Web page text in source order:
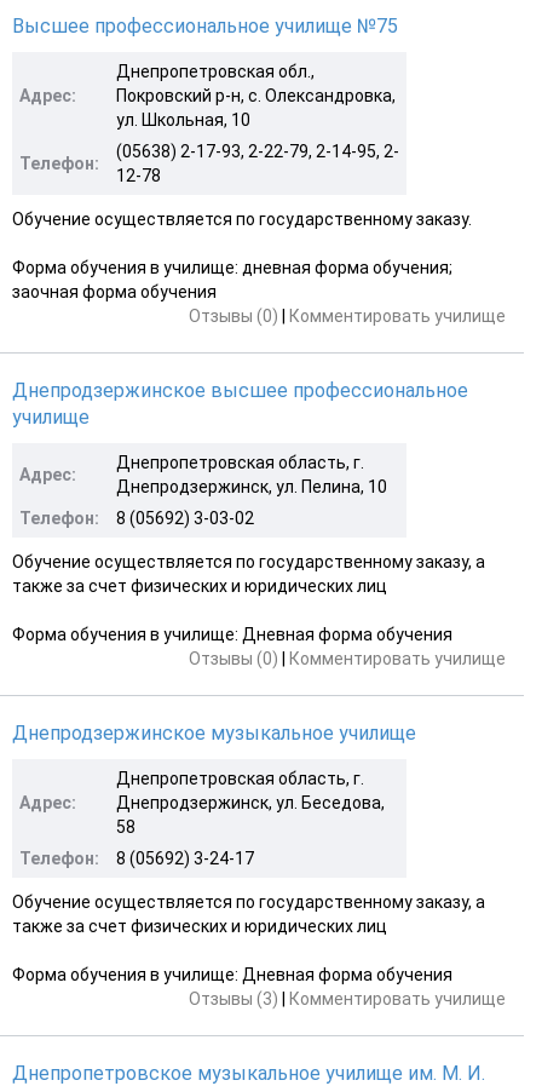
Высшее профессиональное училище №75
Адрес:
Днепропетровская обл.,
Покровский р-н, с. Олександровка,
ул. Школьная, 10
Телефон:
(05638) 2-17-93, 2-22-79, 2-14-95, 2-
12-78
Обучение осуществляется по государственному заказу.
Форма обучения в училище: дневная форма обучения;
заочная форма обучения
Отзывы (0)
Комментировать училище
Днепродзержинское высшее профессиональное
училище
Адрес:
Днепропетровская область, г.
Днепродзержинск, ул. Пелина, 10
Телефон:
8 (05692) 3-03-02
Обучение осуществляется по государственному заказу, а
также за счет физических и юридических лиц
Форма обучения в училище: Дневная форма обучения
Отзывы (0)
Комментировать училище
Днепродзержинское музыкальное училище
Адрес:
Днепропетровская область, г.
Днепродзержинск, ул. Беседова,
58
Телефон:
8 (05692) 3-24-17
Обучение осуществляется по государственному заказу, а
также за счет физических и юридических лиц
Форма обучения в училище: Дневная форма обучения
Отзывы (3)
Комментировать училище
Днепропетровское музыкальное училище им. М. И.